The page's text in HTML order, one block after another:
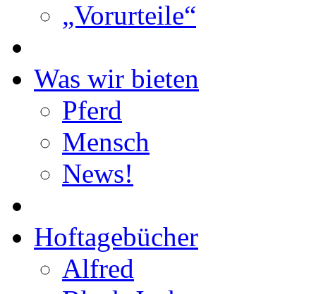
„Vorurteile“
Was wir bieten
Pferd
Mensch
News!
Hoftagebücher
Alfred